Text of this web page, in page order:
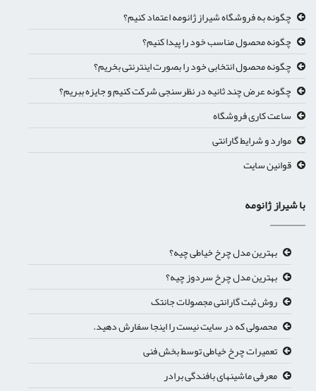
چگونه به فروشگاه شیراز ژانومه اعتماد کنیم؟
چگونه محصول مناسب خود را پیدا کنیم؟
چگونه محصول انتخابی خود را بصورت اینترنتی بخریم؟
چگونه عرض چند ثانیه در نظرسنجی شرکت کنیم و جایزه ببریم؟
ساعت کاری فروشگاه
موارد و شرایط گارانتی
قوانین سایت
با شیراز ژانومه
بهترین مدل چرخ خیاطی چیه؟
بهترین مدل چرخ سردوز چیه؟
روش ثبت گارانتی مجصولات جانتک
محصولی که در سایت نیست را اینجا سفارش دهید.
تعمیرات چرخ خیاطی توسط بخش فنی
معرفی ماشینهای بافندگی برادر